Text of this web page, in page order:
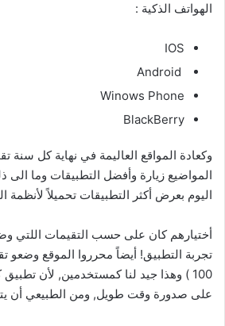
الهواتف الذكية :
IOS
Winows Phone
BlackBerry
وكعادة المواقع العاليمة في نهاية كل
اليوم بعرض أكثر التطبيقات تحميلاً لأنظمة
أختيارهم كان على حسب التقيمات اللتي
على صدورة وقت طويل, ومن الطبيعي أن